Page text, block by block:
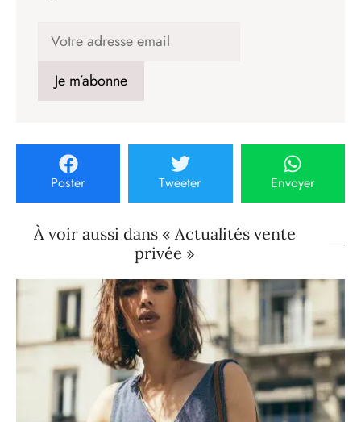
Poster Tweeter Envoyer
À voir aussi dans « Actualités vente
privée »